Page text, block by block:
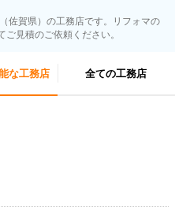
佐賀県）の工務店です。リフォマの
見積のご依頼ください。
な工務店 全ての工務店